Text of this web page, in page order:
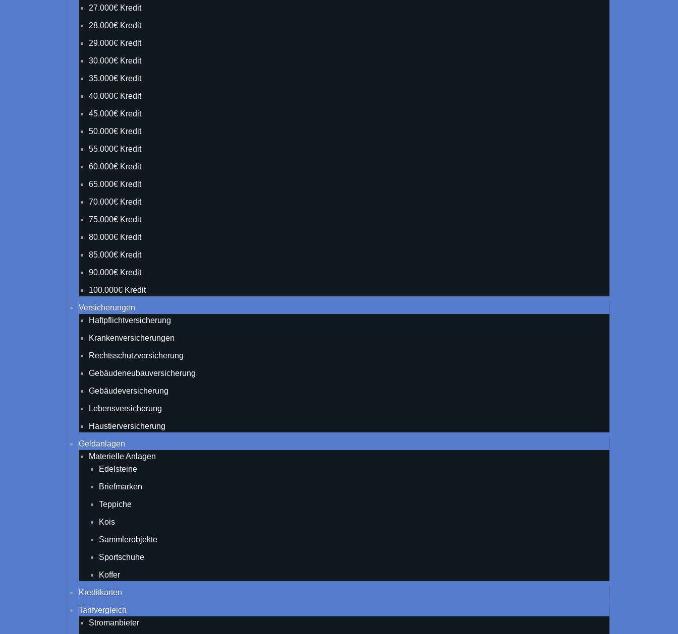
27.000€ Kredit
28.000€ Kredit
29.000€ Kredit
30.000€ Kredit
35.000€ Kredit
40.000€ Kredit
45.000€ Kredit
50.000€ Kredit
55.000€ Kredit
60.000€ Kredit
65.000€ Kredit
70.000€ Kredit
75.000€ Kredit
80.000€ Kredit
85.000€ Kredit
90.000€ Kredit
100.000€ Kredit
Versicherungen
Haftpflichtversicherung
Krankenversicherungen
Rechtsschutzversicherung
Gebäudeneubauversicherung
Gebäudeversicherung
Lebensversicherung
Haustierversicherung
Geldanlagen
Materielle Anlagen
Edelsteine
Briefmarken
Teppiche
Kois
Sammlerobjekte
Sportschuhe
Koffer
Kreditkarten
Tarifvergleich
Stromanbieter